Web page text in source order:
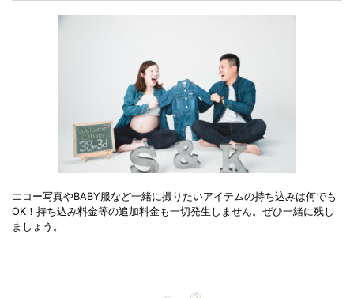
エコー写真やBABY服など一緒に撮りたいアイテムの持ち込みは何でも
OK！持ち込み料金等の追加料金も一切発生しません。ぜひ一緒に残し
ましょう。